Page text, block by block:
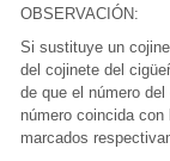
OBSERVACIÓN:
Si sustituye un
del cojinete del
de que el número
número coincida
marcados